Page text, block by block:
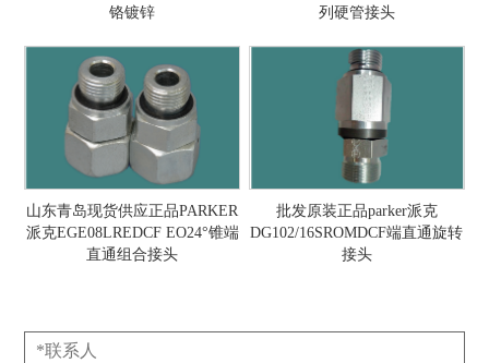
铬镀锌
列硬管接头
山东青岛现货供应正品PARKER
派克EGE08LREDCF EO24°锥端
直通组合接头
批发原装正品parker派克
DG102/16SROMDCF端直通旋转
接头